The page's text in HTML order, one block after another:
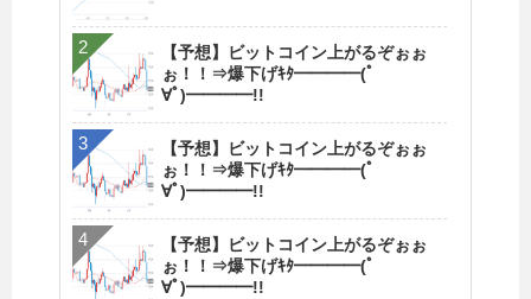
【予想】ビットコイン上がるぞぉぉ
ぉ！！⇒爆下げｷﾀ━━━━(ﾟ
∀ﾟ)━━━━!!
【予想】ビットコイン上がるぞぉぉ
ぉ！！⇒爆下げｷﾀ━━━━(ﾟ
∀ﾟ)━━━━!!
【予想】ビットコイン上がるぞぉぉ
ぉ！！⇒爆下げｷﾀ━━━━(ﾟ
∀ﾟ)━━━━!!